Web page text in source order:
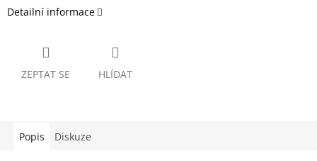
Detailní informace
ZEPTAT SE HLÍDAT
Popis Diskuze